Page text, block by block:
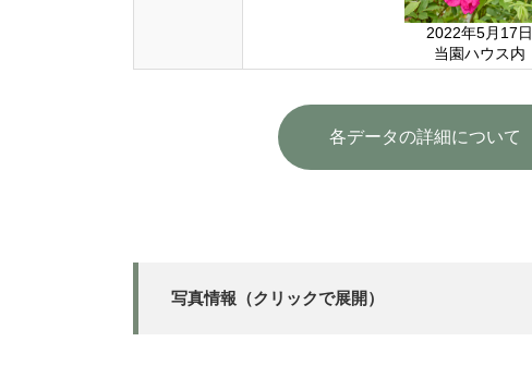
2022年5月17日
当園ハウス内
各データの詳細について
写真情報（クリックで展開）